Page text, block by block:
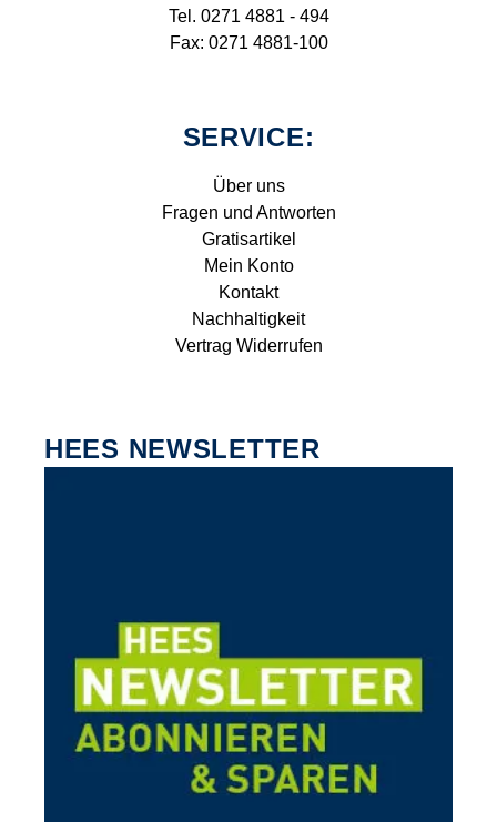
Tel. 0271 4881 - 494
Fax: 0271 4881-100
SERVICE:
Über uns
Fragen und Antworten
Gratisartikel
Mein Konto
Kontakt
Nachhaltigkeit
Vertrag Widerrufen
HEES NEWSLETTER